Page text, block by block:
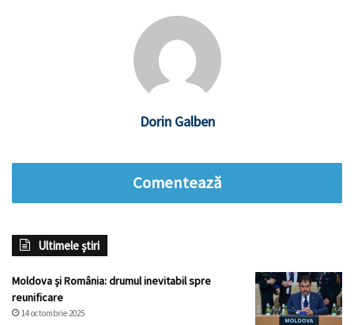
Dorin Galben
Comentează
Ultimele știri
Moldova și România: drumul inevitabil spre
reunificare
14 octombrie 2025